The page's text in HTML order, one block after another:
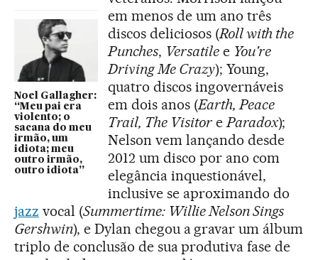
Noel Gallagher:
“Meu pai era
violento; o
sacana do meu
irmão, um
idiota; meu
outro irmão,
outro idiota”
em menos de um ano três
discos deliciosos (Roll with the
Punches, Versatilee You're
Driving Me Crazy); Young,
quatro discos ingovernáveis
em dois anos (Earth, Peace
Trail, The VisitoreParadox);
Nelson vem lançando desde
2012 um disco por ano com
elegância inquestionável,
inclusive se aproximando do
jazz vocal (Summertime: Willie Nelson Sings
Gershwin), e Dylan chegou a gravar um álbum
triplo de conclusão de sua produtiva fase de